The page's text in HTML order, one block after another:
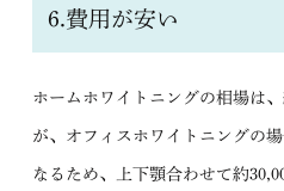
6.費用が安い
ホームホワイトニングの相場は
が、オフィスホワイトニングの
なるため、上下顎合わせて約